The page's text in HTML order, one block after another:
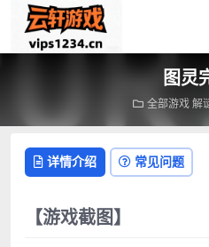
图灵
全部游戏 解
详情介绍 常见问题
【游戏截图】